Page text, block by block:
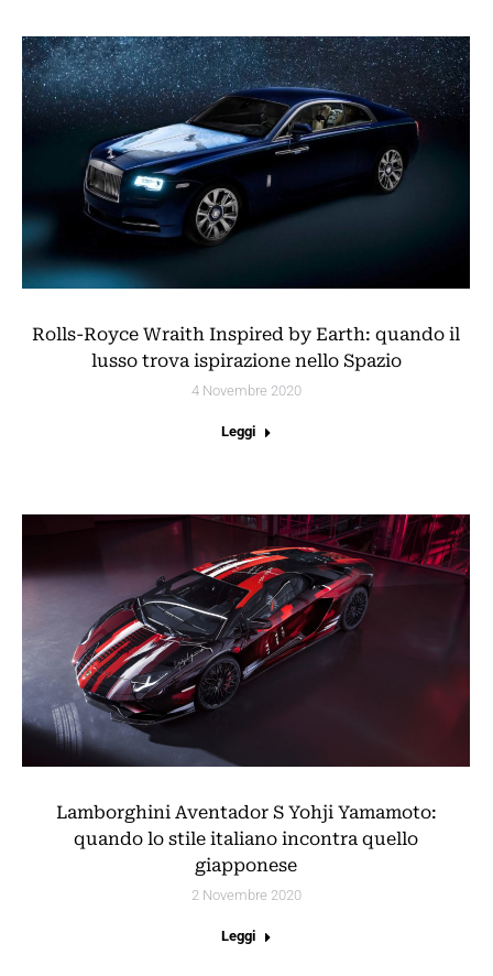
Rolls-Royce Wraith Inspired by Earth: quando il
lusso trova ispirazione nello Spazio
4 Novembre 2020
Leggi
Lamborghini Aventador S Yohji Yamamoto:
quando lo stile italiano incontra quello
giapponese
2 Novembre 2020
Leggi